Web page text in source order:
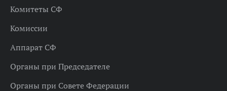
Комитеты СФ
Комиссии
Аппарат СФ
Органы при Председателе
Органы при Совете Федерации